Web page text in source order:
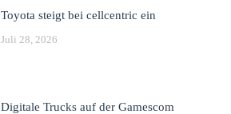
Toyota steigt bei cellcentric ein
Juli 28, 2026
Digitale Trucks auf der Gamescom